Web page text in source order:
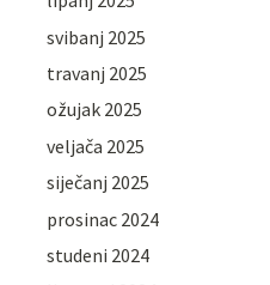
svibanj 2025
travanj 2025
ožujak 2025
veljača 2025
siječanj 2025
prosinac 2024
studeni 2024